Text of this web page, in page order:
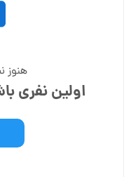
هنوز
اولین نفری